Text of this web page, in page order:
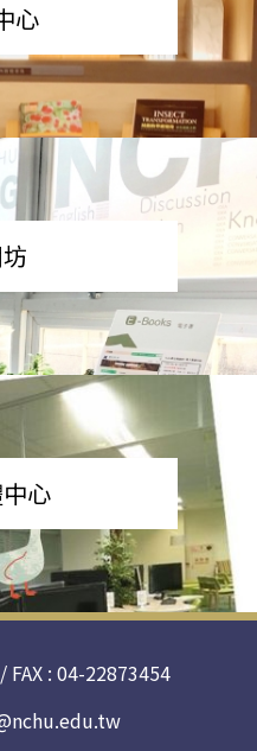
心
心
FAX : 04-22873454